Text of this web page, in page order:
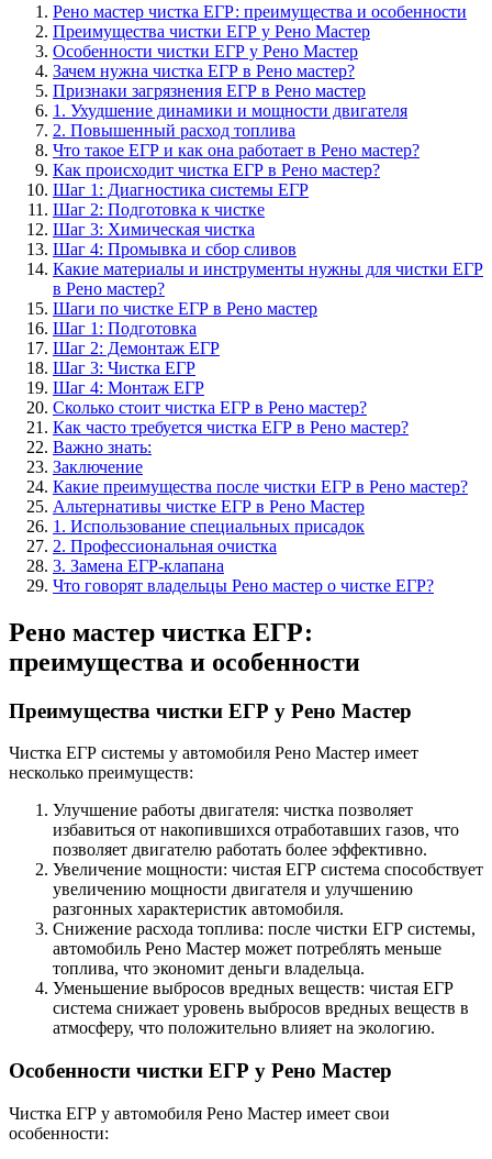
Рено мастер чистка ЕГР: преимущества и особенности
Преимущества чистки ЕГР у Рено Мастер
Особенности чистки ЕГР у Рено Мастер
Зачем нужна чистка ЕГР в Рено мастер?
Признаки загрязнения ЕГР в Рено мастер
1. Ухудшение динамики и мощности двигателя
2. Повышенный расход топлива
Что такое ЕГР и как она работает в Рено мастер?
Как происходит чистка ЕГР в Рено мастер?
Шаг 1: Диагностика системы ЕГР
Шаг 2: Подготовка к чистке
Шаг 3: Химическая чистка
Шаг 4: Промывка и сбор сливов
Какие материалы и инструменты нужны для чистки ЕГР
в Рено мастер?
Шаги по чистке ЕГР в Рено мастер
Шаг 1: Подготовка
Шаг 2: Демонтаж ЕГР
Шаг 3: Чистка ЕГР
Шаг 4: Монтаж ЕГР
Сколько стоит чистка ЕГР в Рено мастер?
Как часто требуется чистка ЕГР в Рено мастер?
Важно знать:
Заключение
Какие преимущества после чистки ЕГР в Рено мастер?
Альтернативы чистке ЕГР в Рено Мастер
1. Использование специальных присадок
2. Профессиональная очистка
3. Замена ЕГР-клапана
Что говорят владельцы Рено мастер о чистке ЕГР?
Рено мастер чистка ЕГР:
преимущества и особенности
Преимущества чистки ЕГР у Рено Мастер
Чистка ЕГР системы у автомобиля Рено Мастер имеет
несколько преимуществ:
Улучшение работы двигателя: чистка позволяет
избавиться от накопившихся отработавших газов, что
позволяет двигателю работать более эффективно.
Увеличение мощности: чистая ЕГР система способствует
увеличению мощности двигателя и улучшению
разгонных характеристик автомобиля.
Снижение расхода топлива: после чистки ЕГР системы,
автомобиль Рено Мастер может потреблять меньше
топлива, что экономит деньги владельца.
Уменьшение выбросов вредных веществ: чистая ЕГР
система снижает уровень выбросов вредных веществ в
атмосферу, что положительно влияет на экологию.
Особенности чистки ЕГР у Рено Мастер
Чистка ЕГР у автомобиля Рено Мастер имеет свои
особенности: